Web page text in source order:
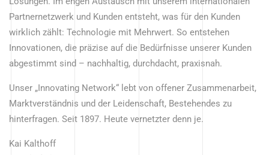
Partnernetzwerk und Kunden entsteht, was für den Kunden
wirklich zählt: Technologie mit Mehrwert. So entstehen
Innovationen, die präzise auf die Bedürfnisse unserer Kunden
abgestimmt sind – nachhaltig, durchdacht, praxisnah.
Unser „Innovating Network“ lebt von offener Zusammenarbeit,
Marktverständnis und der Leidenschaft, Bestehendes zu
hinterfragen. Seit 1897. Heute vernetzter denn je.
Kai Kalthoff